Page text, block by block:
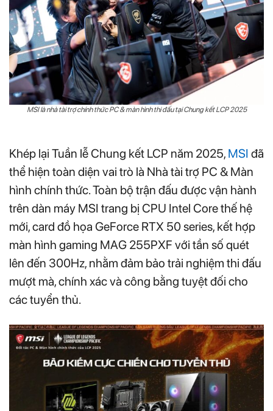
MSI là nhà tài trợ chính thức PC & màn hình thi đấu tại Chung kết LCP 2025
Khép lại Tuần lễ Chung kết LCP năm 2025, MSI đã
thể hiện toàn diện vai trò là Nhà tài trợ PC & Màn
hình chính thức. Toàn bộ trận đấu được vận hành
trên dàn máy MSI trang bị CPU Intel Core thế hệ
mới, card đồ họa GeForce RTX 50 series, kết hợp
màn hình gaming MAG 255PXF với tần số quét
lên đến 300Hz, nhằm đảm bảo trải nghiệm thi đấu
mượt mà, chính xác và công bằng tuyệt đối cho
các tuyển thủ.